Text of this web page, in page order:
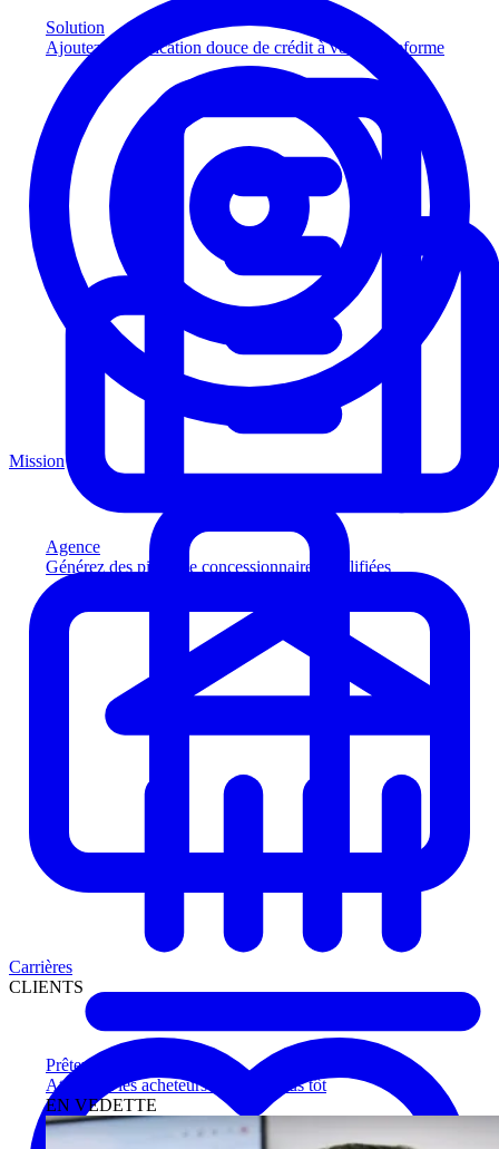
Solution
Ajoutez la vérification douce de crédit à votre plateforme
Agence
Générez des pistes de concessionnaires qualifiées
Prêteurs
Atteignez les acheteurs qualifiés plus tôt
EN VEDETTE
Mission
Carrières
CLIENTS